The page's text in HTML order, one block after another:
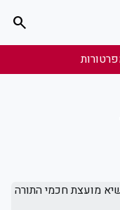
search